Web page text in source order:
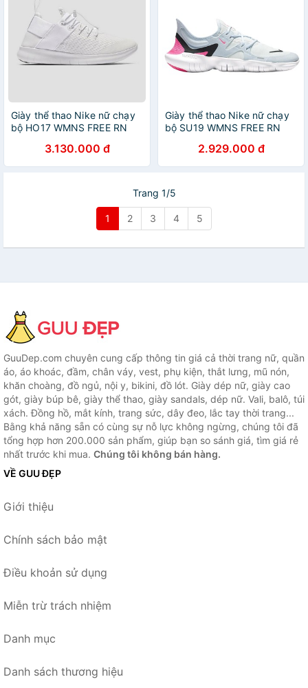
Giày thể thao Nike nữ chạy
bộ HO17 WMNS FREE RN
880842-0093.130.000 đ
Giày thể thao Nike nữ chạy
bộ SU19 WMNS FREE RN
2.929.000 đ
Trang 1/5
1 2 3 4 5
GuuDep.com chuyên cung cấp thông tin giá cả thời trang nữ, quần
áo, áo khoác, đầm, chân váy, vest, phụ kiện, thắt lưng, mũ nón,
khăn choàng, đồ ngủ, nội y, bikini, đồ lót. Giày dép nữ, giày cao
gót, giày búp bê, giày thể thao, giày sandals, dép nữ. Vali, balô, túi
xách. Đồng hồ, mắt kính, trang sức, dây đeo, lắc tay thời trang...
Bằng khả năng sẵn có cùng sự nỗ lực không ngừng, chúng tôi đã
tổng hợp hơn 200.000 sản phẩm, giúp bạn so sánh giá, tìm giá rẻ
nhất trước khi mua. Chúng tôi không bán hàng.
VỀ GUU ĐẸP
Giới thiệu
Chính sách bảo mật
Điều khoản sử dụng
Miễn trừ trách nhiệm
Danh mục
Danh sách thương hiệu